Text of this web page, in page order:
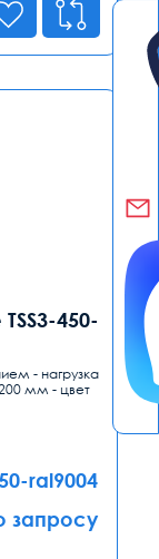
450-
- нагрузка
мм - цвет
ral9004
запросу